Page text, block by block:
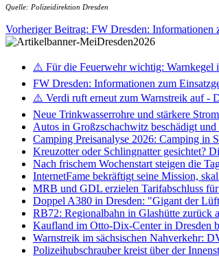
Quelle: Polizeidirektion Dresden
Vorheriger Beitrag: FW Dresden: Informationen
⚠️ Für die Feuerwehr wichtig: Warnkegel
FW Dresden: Informationen zum
⚠️ Verdi ruft erneut zum Warnstreik auf -
Neue Trinkwasserrohre und stärkere
Autos in Großzschachwitz beschädigt
Camping Preisanalyse 2026: Camping in
Kreuzotter oder Schlingnatter gesichtet?
Nach frischem Wochenstart steigen die
InternetFame bekräftigt seine Mission,
MRB und GDL erzielen Tarifabschluss
Doppel A380 in Dresden: "Gigant der
RB72: Regionalbahn in Glashütte zurück
Kaufland im Otto-Dix-Center in Dresden
Warnstreik im sächsischen Nahverkehr:
Polizeihubschrauber kreist über der